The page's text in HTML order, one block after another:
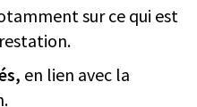
sur ce qui est
en lien avec la